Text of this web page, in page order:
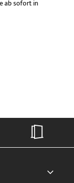
ab sofort in